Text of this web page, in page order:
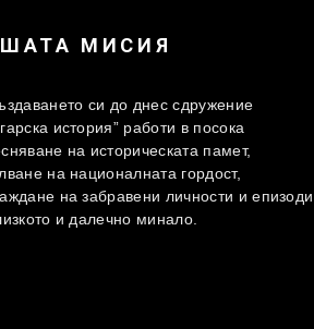
МИСИЯ
си до днес сдружение
история” работи в посока
на историческата памет,
на националната гордост,
на забравени личности и епизоди
и далечно минало.